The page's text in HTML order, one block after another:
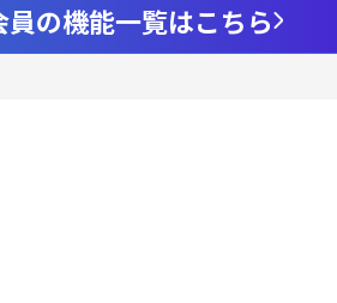
員の機能一覧はこちら